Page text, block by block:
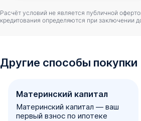
Расчёт условий не является публичной
кредитования определяются при заключении
Другие способы покупки
Материнский капитал
Материнский капитал — ваш
первый взнос по ипотеке